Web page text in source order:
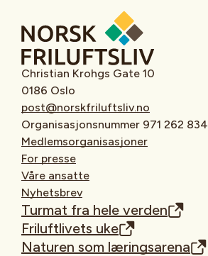
Christian Krohgs Gate 10
0186 Oslo
post@norskfriluftsliv.no
Organisasjonsnummer 971 262 834
Medlemsorganisasjoner
For presse
Våre ansatte
Nyhetsbrev
Turmat fra hele verden
Friluftlivets uke
Naturen som læringsarena